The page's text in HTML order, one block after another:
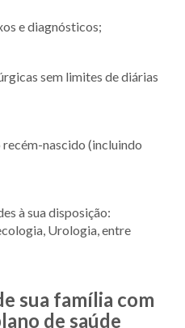
e diagnósticos;
sem limites de diárias
nascido (incluindo
à sua disposição:
Urologia, entre
sua família com
de saúde